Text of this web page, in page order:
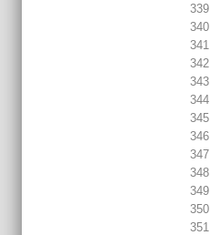
339
340
341
342
343
344
345
346
347
348
349
350
351